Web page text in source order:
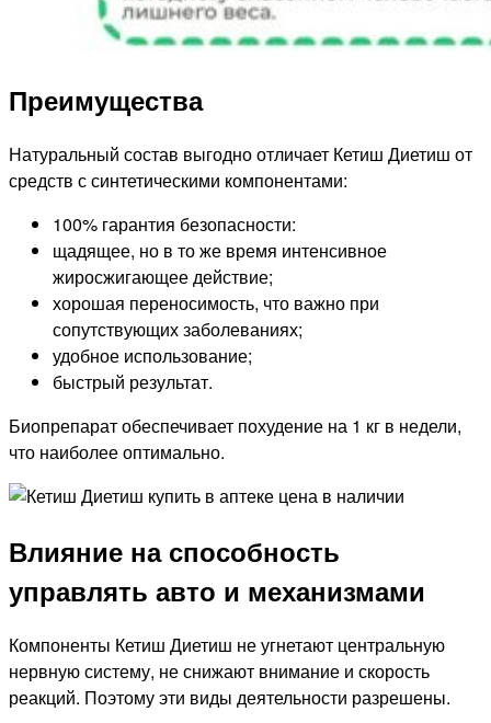
Преимущества
Натуральный состав выгодно отличает Кетиш Диетиш от
средств с синтетическими компонентами:
100% гарантия безопасности:
щадящее, но в то же время интенсивное
жиросжигающее действие;
хорошая переносимость, что важно при
сопутствующих заболеваниях;
удобное использование;
быстрый результат.
Биопрепарат обеспечивает похудение на 1 кг в недели,
что наиболее оптимально.
Влияние на способность
управлять авто и механизмами
Компоненты Кетиш Диетиш не угнетают центральную
нервную систему, не снижают внимание и скорость
реакций. Поэтому эти виды деятельности разрешены.